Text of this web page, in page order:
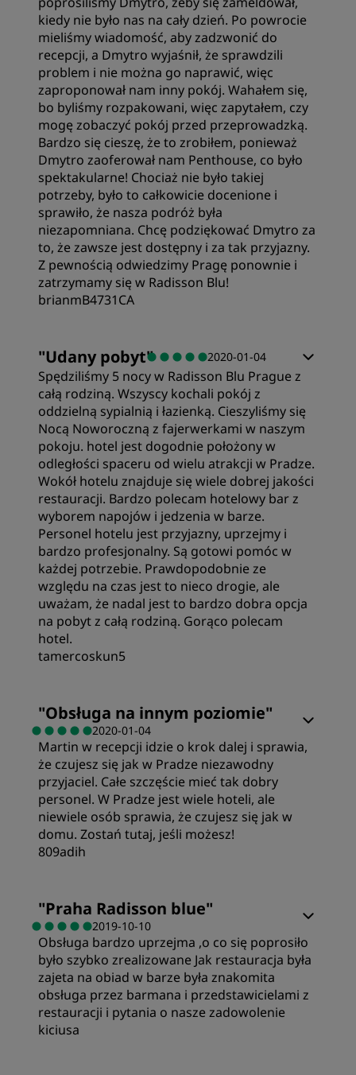
kiedy nie było nas na cały dzień. Po powrocie
mieliśmy wiadomość, aby zadzwonić do
recepcji, a Dmytro wyjaśnił, że sprawdzili
problem i nie można go naprawić, więc
zaproponował nam inny pokój. Wahałem się,
bo byliśmy rozpakowani, więc zapytałem, czy
mogę zobaczyć pokój przed przeprowadzką.
Bardzo się cieszę, że to zrobiłem, ponieważ
Dmytro zaoferował nam Penthouse, co było
spektakularne! Chociaż nie było takiej
potrzeby, było to całkowicie docenione i
sprawiło, że nasza podróż była
niezapomniana. Chcę podziękować Dmytro za
to, że zawsze jest dostępny i za tak przyjazny.
Z pewnością odwiedzimy Pragę ponownie i
zatrzymamy się w Radisson Blu!
brianmB4731CA
Jakość noclegu
Obsługa
"Udany pobyt" 2020-01-04
Spędziliśmy 5 nocy w Radisson Blu Prague z
całą rodziną. Wszyscy kochali pokój z
oddzielną sypialnią i łazienką. Cieszyliśmy się
Nocą Noworoczną z fajerwerkami w naszym
pokoju. hotel jest dogodnie położony w
odległości spaceru od wielu atrakcji w Pradze.
Wokół hotelu znajduje się wiele dobrej jakości
restauracji. Bardzo polecam hotelowy bar z
wyborem napojów i jedzenia w barze.
Personel hotelu jest przyjazny, uprzejmy i
bardzo profesjonalny. Są gotowi pomóc w
każdej potrzebie. Prawdopodobnie ze
względu na czas jest to nieco drogie, ale
uważam, że nadal jest to bardzo dobra opcja
na pobyt z całą rodziną. Gorąco polecam
hotel.
tamercoskun5
Wartość
Jakość noclegu
Lokalizacja
Obsługa
"Obsługa na innym poziomie"
2020-01-04
Martin w recepcji idzie o krok dalej i sprawia,
że czujesz się jak w Pradze niezawodny
przyjaciel. Całe szczęście mieć tak dobry
personel. W Pradze jest wiele hoteli, ale
niewiele osób sprawia, że czujesz się jak w
domu. Zostań tutaj, jeśli możesz!
809adih
"Praha Radisson blue"
2019-10-10
Obsługa bardzo uprzejma ,o co się poprosiło
było szybko zrealizowane Jak restauracja była
zajeta na obiad w barze była znakomita
obsługa przez barmana i przedstawicielami z
restauracji i pytania o nasze zadowolenie
kiciusa